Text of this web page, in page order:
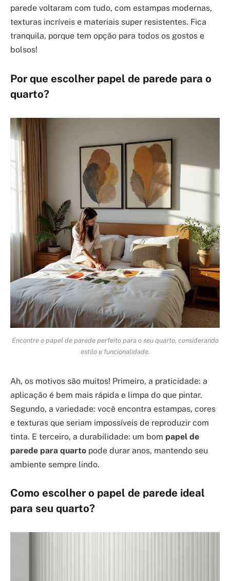
parede voltaram com tudo, com estampas modernas,
texturas incríveis e materiais super resistentes. Fica
tranquila, porque tem opção para todos os gostos e
bolsos!
Por que escolher papel de parede para o
quarto?
Encontre o papel de parede perfeito para o seu quarto, considerando
estilo e funcionalidade.
Ah, os motivos são muitos! Primeiro, a praticidade: a
aplicação é bem mais rápida e limpa do que pintar.
Segundo, a variedade: você encontra estampas, cores
e texturas que seriam impossíveis de reproduzir com
tinta. E terceiro, a durabilidade: um bom papel de
parede para quarto pode durar anos, mantendo seu
ambiente sempre lindo.
Como escolher o papel de parede ideal
para seu quarto?